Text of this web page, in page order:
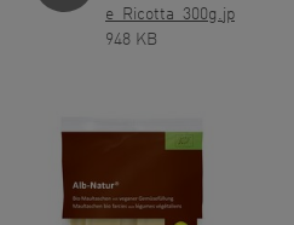
e_Ricotta_300g.jpg
948 KB